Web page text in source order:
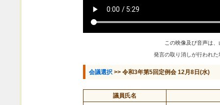
この映像及び音声は
発言の取り消しが行われ
会議選択 >> 令和3年第5回定例会 12月8日(水)
議員氏名